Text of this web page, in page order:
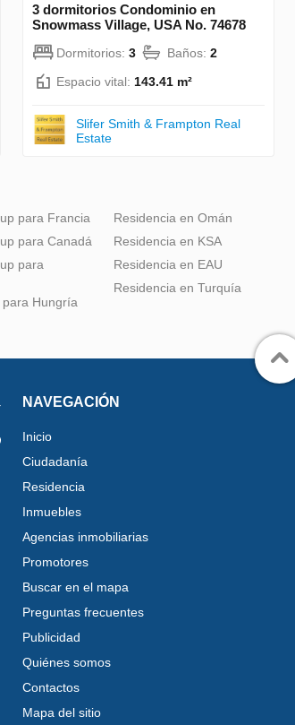
3 dormitorios Condominio en
Snowmass Village, USA No. 74678
Dormitorios: 3 Baños: 2
Espacio vital: 143.41 m²
Slifer Smith & Frampton Real
Estate
para Francia
para Canadá
para
Hungría
Residencia en Omán
Residencia en KSA
Residencia en EAU
Residencia en Turquía
NAVEGACIÓN
Inicio
Ciudadanía
Residencia
Inmuebles
Agencias inmobiliarias
Promotores
Buscar en el mapa
Preguntas frecuentes
Publicidad
Quiénes somos
Contactos
Mapa del sitio